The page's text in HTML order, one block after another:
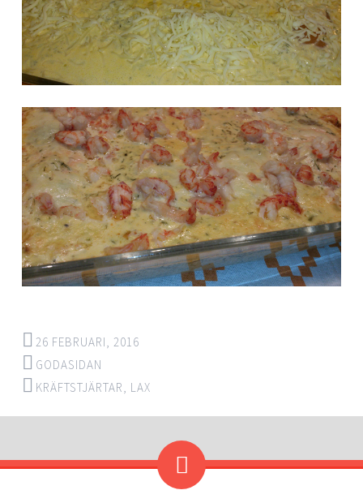
26 FEBRUARI, 2016
GODASIDAN
KRÄFTSTJÄRTAR, LAX